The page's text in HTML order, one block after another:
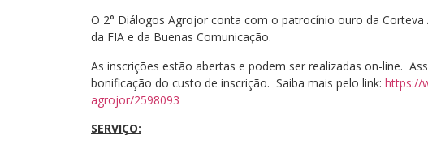
O 2° Diálogos Agrojor conta com o patrocínio ouro da
da FIA e da Buenas Comunicação.
As inscrições estão abertas e podem ser realizadas on-line.
bonificação do custo de inscrição. Saiba mais pelo link: https://
agrojor/2598093
SERVIÇO: